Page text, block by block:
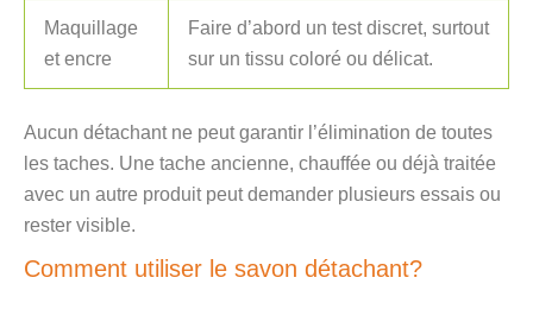
Maquillage
et encre
Faire d’abord un test discret, surtout
sur un tissu coloré ou délicat.
Aucun détachant ne peut garantir l’élimination de toutes
les taches. Une tache ancienne, chauffée ou déjà traitée
avec un autre produit peut demander plusieurs essais ou
rester visible.
Comment utiliser le savon détachant?